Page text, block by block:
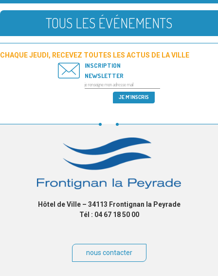
TOUS LES ÉVÉNEMENTS
CHAQUE JEUDI, RECEVEZ TOUTES LES ACTUS DE LA VILLE
INSCRIPTION
NEWSLETTER
Hôtel de Ville – 34113 Frontignan la Peyrade
Tél : 04 67 18 50 00
nous contacter